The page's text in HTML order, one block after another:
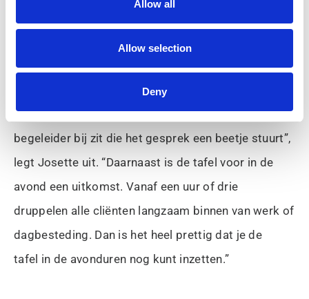
Allow all
Allow selection
Deny
Een potje ‘gamen’ kan heel sociaal zijn, zo blijkt als
de oudere cliënten in Carré zich rondom de
touchscreen verzamelen. “Deelnemers hebben hele
leuke gesprekken met elkaar, zeker als er een
begeleider bij zit die het gesprek een beetje stuurt”,
legt Josette uit. “Daarnaast is de tafel voor in de
avond een uitkomst. Vanaf een uur of drie
druppelen alle cliënten langzaam binnen van werk of
dagbesteding. Dan is het heel prettig dat je de
tafel in de avonduren nog kunt inzetten.”